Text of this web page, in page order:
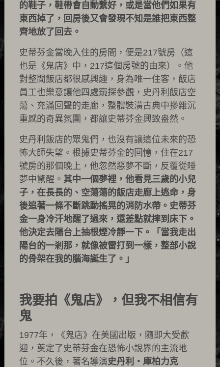
的鞋子，鞋帶會自動繫好，或是當他們如果有
東西掉了，回房後又會發現不知是誰把東西整
齊地放了回去。
史蒂芬金當晚入住的房間，便是217號房（這
也是《鬼店》中，217這個房號的由來）。他
對整間飯店都很感興趣，身為唯一住客，飯店
員工也樂意讓他四處窺探參觀，史丹利飯店空
蕩、充滿回聲的走廊，整體裝潢古典中摻雜沉
重感的奇異氛圍，都讓史蒂芬金興致盎然。
史丹利飯店的眾鬼們，也沒有讓這位未來的恐
怖大師失望。根據史蒂芬金的回憶，住在217
號房的那個晚上，他忽然惡夢不斷，反覆從睡
夢中驚醒。 其中一個夢裡，他看見三歲的小兒
子，在長長的、空蕩蕩的飯店走廊上逃命，身
後追著一條不斷跳動搖晃的消防水帶。史蒂芬
金一身冷汗地醒了過來，還差點就摔到床下。
他決定去陽台上抽根煙冷靜一下。「當我走出
陽台的一剎那，就像被雷打到一樣，整部小說
的骨架在我的腦海誕生了。」
我要拍《鬼店》，但我不相信有
鬼
1977年，《鬼店》在美國出版，隨即大受歡
迎，奠定了史蒂芬金在恐怖小說界的主流地
位。不久後，著名導演史丹利・庫柏力克